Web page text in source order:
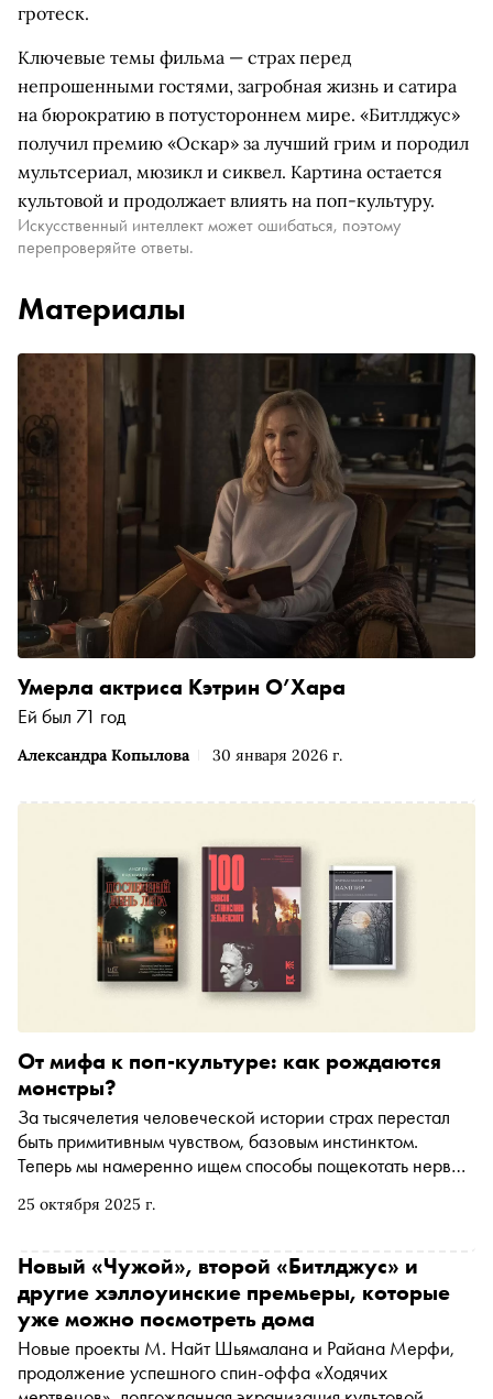
гротеск.
Ключевые темы фильма — страх перед
непрошенными гостями, загробная жизнь и сатира
на бюрократию в потустороннем мире. «Битлджус»
получил премию «Оскар» за лучший грим и породил
мультсериал, мюзикл и сиквел. Картина остается
культовой и продолжает влиять на поп-культуру.
Искусственный интеллект может ошибаться, поэтому
перепроверяйте ответы.
Материалы
Александра Копылова 30 января 2026 г.
Умерла актриса Кэтрин О’Хара
Ей был 71 год
25 октября 2025 г.
От мифа к поп-культуре: как рождаются
монстры?
За тысячелетия человеческой истории страх перестал
быть примитивным чувством, базовым инстинктом.
Теперь мы намеренно ищем способы пощекотать нервы
подкидывает поп-культура. В преддверии Хэллоуина
исследующих чудовищ — от истории вампиров до
человеческих демонов
Новый «Чужой», второй «Битлджус» и
другие хэллоуинские премьеры, которые
уже можно посмотреть дома
Новые проекты М. Найт Шьямалана и Райана Мерфи,
продолжение успешного спин-оффа «Ходячих